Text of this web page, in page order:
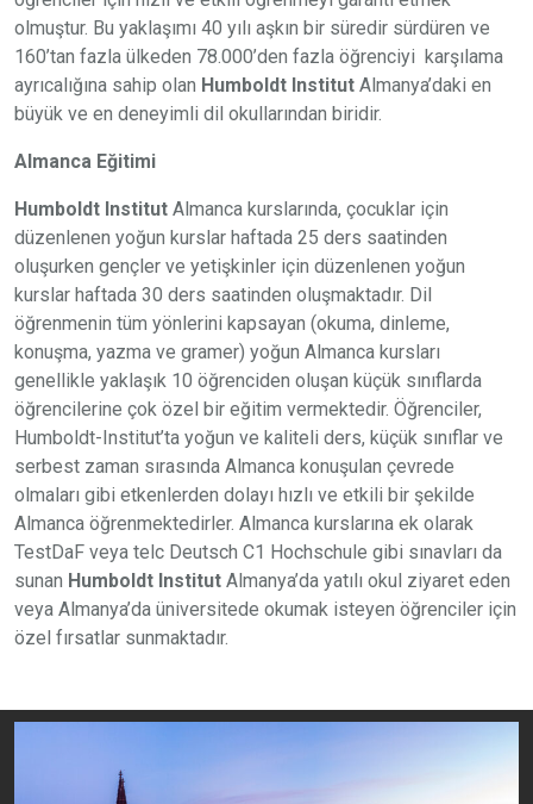
olmuştur. Bu yaklaşımı 40 yılı aşkın bir süredir sürdüren ve
160’tan fazla ülkeden 78.000’den fazla öğrenciyi karşılama
ayrıcalığına sahip olan Humboldt Institut Almanya’daki en
büyük ve en deneyimli dil okullarından biridir.
Almanca Eğitimi
Humboldt Institut Almanca kurslarında, çocuklar için
düzenlenen yoğun kurslar haftada 25 ders saatinden
oluşurken gençler ve yetişkinler için düzenlenen yoğun
kurslar haftada 30 ders saatinden oluşmaktadır. Dil
öğrenmenin tüm yönlerini kapsayan (okuma, dinleme,
konuşma, yazma ve gramer) yoğun Almanca kursları
genellikle yaklaşık 10 öğrenciden oluşan küçük sınıflarda
öğrencilerine çok özel bir eğitim vermektedir. Öğrenciler,
Humboldt-Institut’ta yoğun ve kaliteli ders, küçük sınıflar ve
serbest zaman sırasında Almanca konuşulan çevrede
olmaları gibi etkenlerden dolayı hızlı ve etkili bir şekilde
Almanca öğrenmektedirler. Almanca kurslarına ek olarak
TestDaF veya telc Deutsch C1 Hochschule gibi sınavları da
sunan Humboldt Institut Almanya’da yatılı okul ziyaret eden
veya Almanya’da üniversitede okumak isteyen öğrenciler için
özel fırsatlar sunmaktadır.